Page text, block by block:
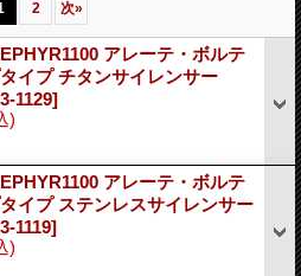
2 次»
アレーテ・ボルテ
イプ チタンサイレンサー
1129]
)
アレーテ・ボルテ
イプ ステンレスサイレンサー
1119]
)